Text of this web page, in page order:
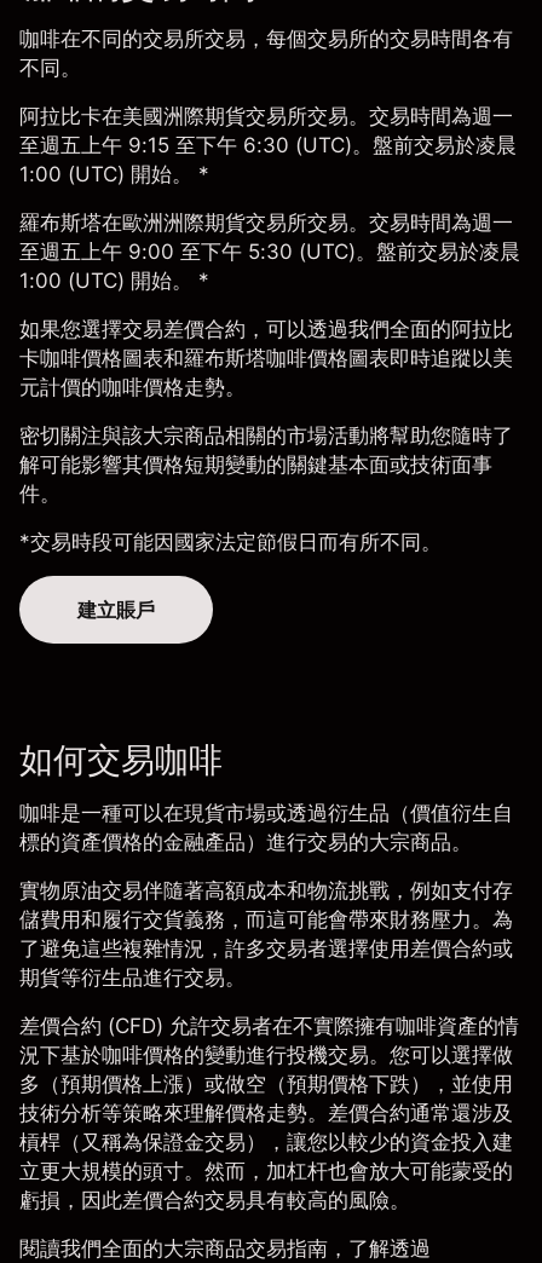
咖啡在不同的交易所交易，每個交易所的交易時間各有
不同。
阿拉比卡在美國洲際期貨交易所交易。交易時間為週一
至週五上午 9:15 至下午 6:30 (UTC)。盤前交易於凌晨
1:00 (UTC) 開始。 *
羅布斯塔在歐洲洲際期貨交易所交易。交易時間為週一
至週五上午 9:00 至下午 5:30 (UTC)。盤前交易於凌晨
1:00 (UTC) 開始。 *
如果您選擇交易差價合約，可以透過我們全面的阿拉比
卡咖啡價格圖表和羅布斯塔咖啡價格圖表即時追蹤以美
元計價的咖啡價格走勢。
密切關注與該大宗商品相關的市場活動將幫助您隨時了
解可能影響其價格短期變動的關鍵基本面或技術面事
件。
*交易時段可能因國家法定節假日而有所不同。
建立賬戶
如何交易咖啡
咖啡是一種可以在現貨市場或透過衍生品（價值衍生自
標的資產價格的金融產品）進行交易的大宗商品。
實物原油交易伴隨著高額成本和物流挑戰，例如支付存
儲費用和履行交貨義務，而這可能會帶來財務壓力。為
了避免這些複雜情況，許多交易者選擇使用差價合約或
期貨等衍生品進行交易。
差價合約 (CFD) 允許交易者在不實際擁有咖啡資產的情
況下基於咖啡價格的變動進行投機交易。您可以選擇做
多（預期價格上漲）或做空（預期價格下跌），並使用
技術分析等策略來理解價格走勢。差價合約通常還涉及
槓桿（又稱為保證金交易），讓您以較少的資金投入建
立更大規模的頭寸。然而，加杠杆也會放大可能蒙受的
虧損，因此差價合約交易具有較高的風險。
閱讀我們全面的大宗商品交易指南 ，了解透過